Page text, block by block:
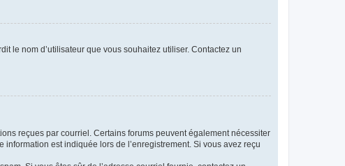
le nom d’utilisateur que vous souhaitez utiliser. Contactez un
reçues par courriel. Certains forums peuvent également nécessiter
est indiquée lors de l’enregistrement. Si vous avez reçu